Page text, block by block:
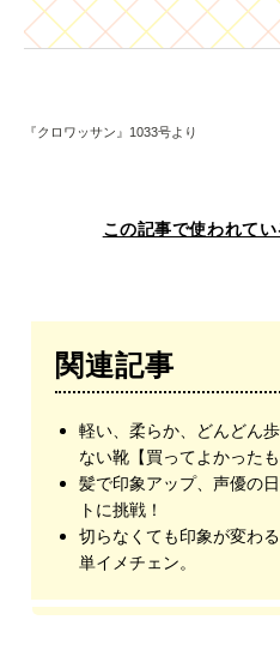
『クロワッサン』1033号より
この記事で使われて
関連記事
軽い、柔らか、どんどん
ない靴【買ってよかったも
髪で印象アップ、声優の
トに挑戦！
切らなくても印象が変わ
単イメチェン。